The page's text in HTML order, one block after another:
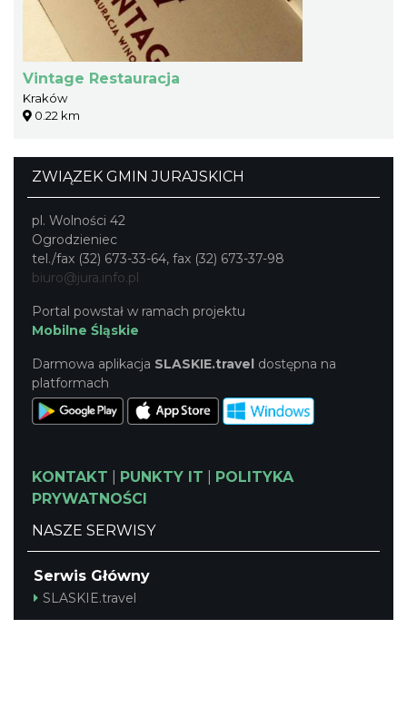
Vintage Restauracja
Kraków
0.22 km
ZWIĄZEK GMIN JURAJSKICH
pl. Wolności 42
Ogrodzieniec
tel./fax (32) 673-33-64, fax (32) 673-37-98
biuro@jura.info.pl
Portal powstał w ramach projektu
Mobilne Śląskie
Darmowa aplikacja SLASKIE.travel dostępna na
platformach
KONTAKT PUNKTY IT
POLITYKA
PRYWATNOŚCI
NASZE SERWISY
Serwis Główny
SLASKIE.travel